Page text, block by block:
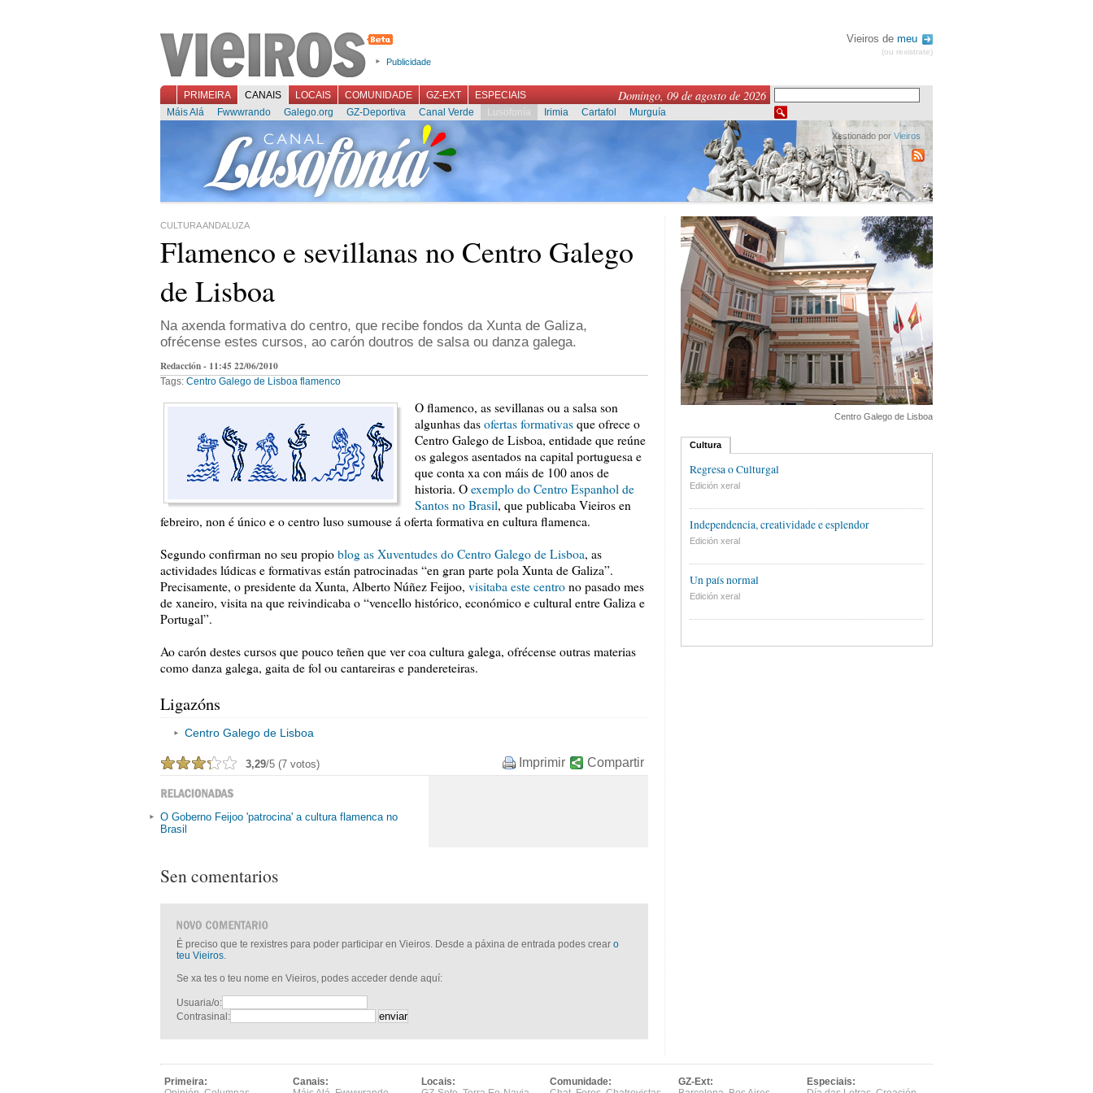
Publicidade
Vieiros de meu
(ou rexistrate)
Domingo, 09 de agosto de 2026
PRIMEIRA CANAIS LOCAIS COMUNIDADE GZ-EXT
ESPECIAIS
Máis Alá
Fwwwrando Galego.org GZ-Deportiva Canal Verde Lusofonía Irimia Cartafol Murguía
Xestionado por Vieiros
CULTURA ANDALUZA
Flamenco e sevillanas no Centro Galego
de Lisboa
Na axenda formativa do centro, que recibe fondos da Xunta de Galiza,
ofrécense estes cursos, ao carón doutros de salsa ou danza galega.
Redacción - 11:45 22/06/2010
Tags: Centro Galego de Lisboa flamenco
O flamenco, as sevillanas ou a salsa son
algunhas das ofertas formativas que ofrece o
Centro Galego de Lisboa, entidade que reúne
os galegos asentados na capital portuguesa e
que conta xa con máis de 100 anos de
historia. O exemplo do Centro Espanhol de
Santos no Brasil, que publicaba Vieiros en
febreiro, non é único e o centro luso sumouse á oferta formativa en cultura flamenca.
Segundo confirman no seu propio blog as Xuventudes do Centro Galego de Lisboa, as
actividades lúdicas e formativas están patrocinadas “en gran parte pola Xunta de Galiza”.
Precisamente, o presidente da Xunta, Alberto Núñez Feijoo, visitaba este centro no pasado mes
de xaneiro, visita na que reivindicaba o “vencello histórico, económico e cultural entre Galiza e
Portugal”.
Ao carón destes cursos que pouco teñen que ver coa cultura galega, ofrécense outras materias
como danza galega, gaita de fol ou cantareiras e pandereteiras.
Ligazóns
Centro Galego de Lisboa
3,29/5 (7 votos) Compartir
Imprimir
O Goberno Feijoo 'patrocina' a cultura flamenca no
Brasil
Sen comentarios
É preciso que te rexistres para poder participar en Vieiros. Desde a páxina de entrada podes crear o
teu Vieiros.
Se xa tes o teu nome en Vieiros, podes acceder dende aquí:
Usuaria/o:
Contrasinal:
Centro Galego de Lisboa
Cultura
Regresa o Culturgal
Edición xeral
Independencia, creatividade e esplendor
Edición xeral
Un país normal
Edición xeral
Primeira:
Canais:
Locais:
Comunidade:
GZ-Ext:
Especiais: